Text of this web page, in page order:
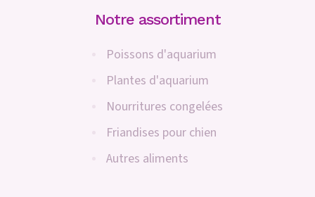
Notre assortiment
Poissons d'aquarium
Plantes d'aquarium
Nourritures congelées
Friandises pour chien
Autres aliments